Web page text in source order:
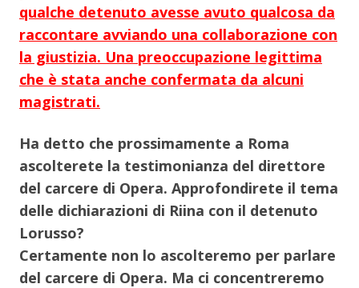
qualche detenuto avesse avuto qualcosa da
raccontare avviando una collaborazione con
la giustizia. Una preoccupazione legittima
che è stata anche confermata da alcuni
magistrati.
Ha detto che prossimamente a Roma
ascolterete la testimonianza del direttore
del carcere di Opera. Approfondirete il tema
delle dichiarazioni di Riina con il detenuto
Lorusso?
Certamente non lo ascolteremo per parlare
del carcere di Opera. Ma ci concentreremo